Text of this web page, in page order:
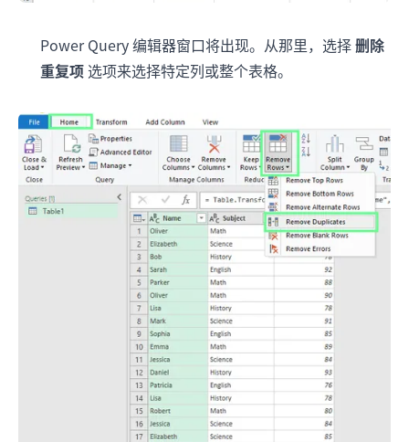
Power Query 编辑器窗口将出现。从那里，选择删除
重复项 选项来选择特定列或整个表格。